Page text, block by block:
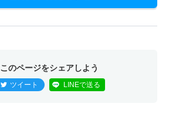
このページをシェアしよう
ツイート LINEで送る